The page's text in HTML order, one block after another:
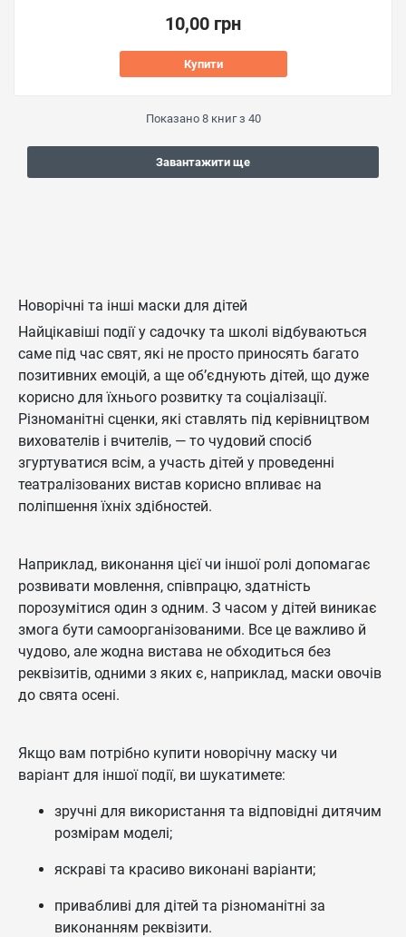
10,00 грн
Купити
Показано 8книг з 40
Завантажити ще
Новорічні та інші маски для дітей
Найцікавіші події у садочку та школі відбуваються
саме під час свят, які не просто приносять багато
позитивних емоцій, а ще об’єднують дітей, що дуже
корисно для їхнього розвитку та соціалізації.
Різноманітні сценки, які ставлять під керівництвом
вихователів і вчителів, — то чудовий спосіб
згуртуватися всім, а участь дітей у проведенні
театралізованих вистав корисно впливає на
поліпшення їхніх здібностей.
Наприклад, виконання цієї чи іншої ролі допомагає
розвивати мовлення, співпрацю, здатність
порозумітися один з одним. З часом у дітей виникає
змога бути самоорганізованими. Все це важливо й
чудово, але жодна вистава не обходиться без
реквізитів, одними з яких є, наприклад, маски овочів
до свята осені.
Якщо вам потрібно купити новорічну маску чи
варіант для іншої події, ви шукатимете:
зручні для використання та відповідні дитячим
розмірам моделі;
яскраві та красиво виконані варіанти;
привабливі для дітей та різноманітні за
виконанням реквізити.